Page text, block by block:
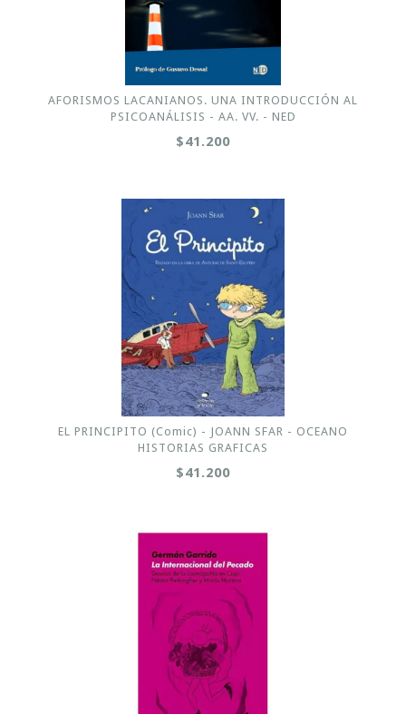
AFORISMOS LACANIANOS. UNA INTRODUCCIÓN AL
PSICOANÁLISIS - AA. VV. - NED
$41.200
EL PRINCIPITO (Comic) - JOANN SFAR - OCEANO
HISTORIAS GRAFICAS
$41.200